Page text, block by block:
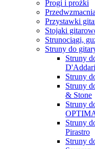
Progi i prożki
Przystawki
Stojaki
Strunociągi,
Struny do
Struny
Struny
Struny
& Stone
Struny
Struny
Pirastro
Struny